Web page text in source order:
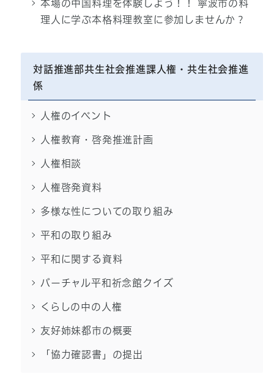
本場の中国料理を体験しよう！！ 寧波市の料
理人に学ぶ本格料理教室に参加しませんか？
対話推進部共生社会推進課人権・共生社会推進
係
人権のイベント
人権教育・啓発推進計画
人権相談
人権啓発資料
多様な性についての取り組み
平和の取り組み
平和に関する資料
バーチャル平和祈念館クイズ
くらしの中の人権
友好姉妹都市の概要
「協力確認書」の提出